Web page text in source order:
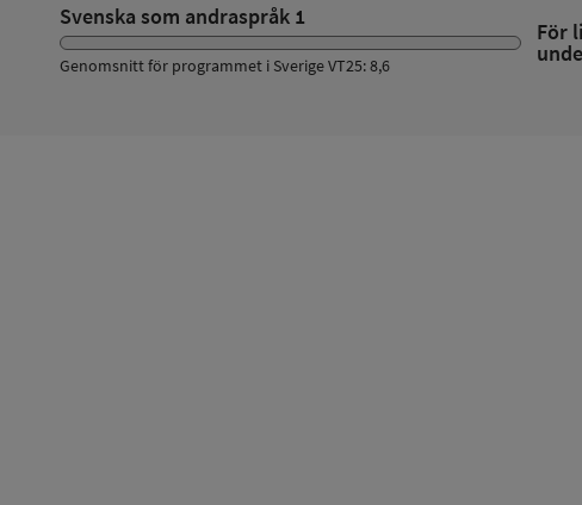
Svenska som andraspråk 1
För
Genomsnitt för programmet i Sverige VT25: 8,6